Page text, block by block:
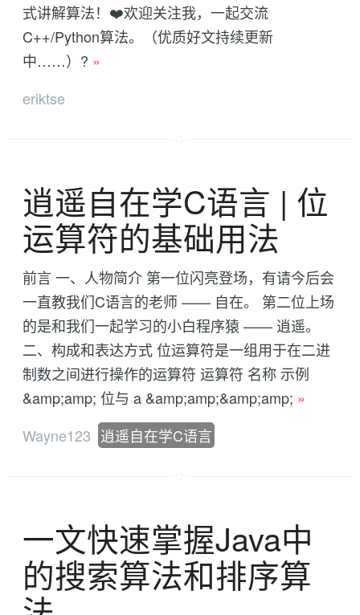
式讲解算法！❤️欢迎关注我，一起交流
C++/Python算法。（优质好文持续更新
中……）? »
eriktse
逍遥自在学C语言 | 位
运算符的基础用法
前言 一、人物简介 第一位闪亮登场，有请今后会
一直教我们C语言的老师 —— 自在。 第二位上场
的是和我们一起学习的小白程序猿 —— 逍遥。
二、构成和表达方式 位运算符是一组用于在二进
制数之间进行操作的运算符 运算符 名称 示例
&amp;amp; 位与 a &amp;amp;&amp;amp; »
Wayne123 逍遥自在学C语言
一文快速掌握Java中
的搜索算法和排序算